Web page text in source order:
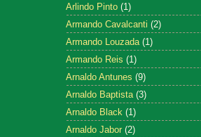
Arlindo Pinto (1)
Armando Cavalcanti (2)
Armando Louzada (1)
Armando Reis (1)
Arnaldo Antunes (9)
Arnaldo Baptista (3)
Arnaldo Black (1)
Arnaldo Jabor (2)